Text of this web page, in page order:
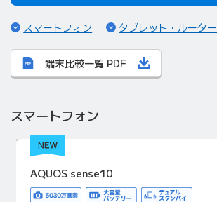
スマートフォン （ページ内リンク）
タブレット・ルーター
端末比較一覧 PDF
スマートフォン
AQUOS sense10